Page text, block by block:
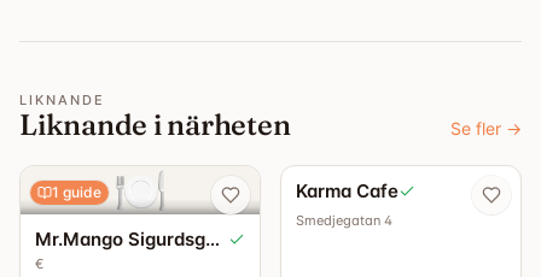
LIKNANDE
Liknande i närheten Se fler →
🍽️
1 guide
Mr.Mango Sigurdsgatan
€
Karma Cafe
Smedjegatan 4